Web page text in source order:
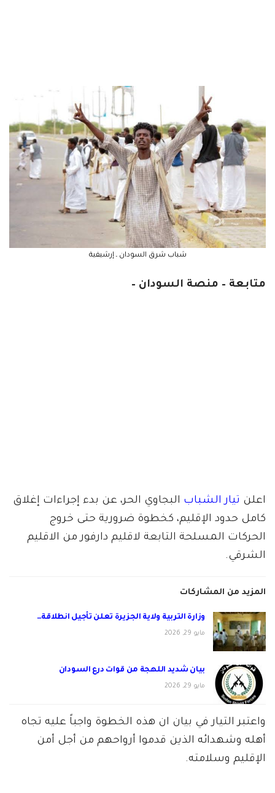
شباب شرق السودان ـ إرشيفية
متابعة – منصة السودان –
اعلن تيار الشباب البجاوي الحر، عن بدء إجراءات إغلاق
كامل حدود الإقليم، كخطوة ضرورية حتى خروج
الحركات المسلحة التابعة لاقليم دارفور من الاقليم
الشرقي.
المزيد من المشاركات
وزارة التربية ولاية الجزيرة تعلن تأجيل انطلاقة…
مايو 29, 2026
بيان شديد اللهجة من قوات درع السودان
مايو 29, 2026
واعتبر التيار في بيان ان هذه الخطوة واجباً عليه تجاه
أهله وشهدائه الذين قدموا أرواحهم من أجل أمن
الإقليم وسلامته.